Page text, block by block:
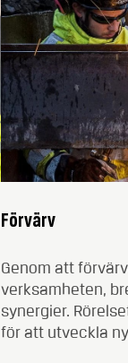
Förvärv
Genom att
verksamheten,
synergier.
för att utveckla